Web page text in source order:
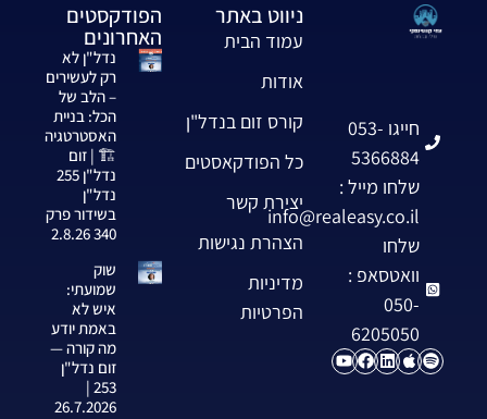
חייגו 053-
5366884
שלחו מייל :
info@realeasy.co.il
שלחו
וואטסאפ :
050-
6205050
ניווט באתר
עמוד הבית
אודות
קורס זום בנדל"ן
כל הפודקאסטים
יצירת קשר
הצהרת נגישות
מדיניות
הפרטיות
הפודקסטים
האחרונים
נדל"ן לא
רק לעשירים
– הלב של
הכל: בניית
האסטרטגיה
🏗️ | זום
נדל"ן 255
נדל"ן
בשידור פרק
340 2.8.26
שוק
שמועתי:
איש לא
באמת יודע
מה קורה —
זום נדל"ן
253 |
26.7.2026